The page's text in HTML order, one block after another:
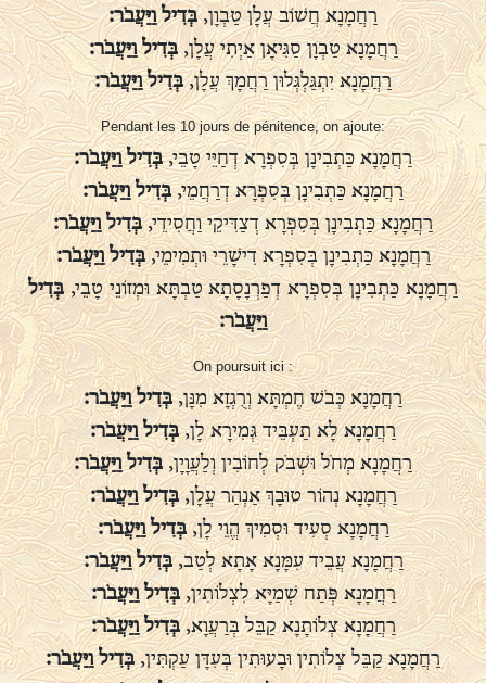
רַחֲמָנָא חֲשׁוֹב עֲלָן טַבְוָן,בְּדִיל וַיַּעֲבֹר:
רַחֲמָנָא טַבְוָן סַגִּיאָן אַיְתִי עֲלָן,בְּדִיל וַיַּעֲבֹר:
רַחֲמָנָא יִתְגַּלְגְּלוּן רַחֲמָךְ עֲלָן,בְּדִיל וַיַּעֲבֹר:
Pendant les 10 jours de pénitence, on ajoute:
רַחֲמָנָא כַּתְבִינָן בְּסִפְרָא דְחַיֵּי טָבֵי,בְּדִיל וַיַּעֲבֹר:
רַחֲמָנָא כַּתְבִינָן בְּסִפְרָא דְרַחֲמֵי,בְּדִיל וַיַּעֲבֹר:
רַחֲמָנָא כַּתְבִינָן בְּסִפְרָא דְצַדִּיקֵי וַחֲסִידֵי,בְּדִיל וַיַּעֲבֹר:
רַחֲמָנָא כַּתְבִינָן בְּסִפְרָא דִישָׁרֵי וּתְמִימֵי,בְּדִיל וַיַּעֲבֹר:
רַחֲמָנָא כַּתְבִינָן בְּסִפְרָא דְפַרְנָסָתָא טַבְתָּא וּמְזוֹנֵי טָבֵי,בְּדִיל
וַיַּעֲבֹר:
On poursuit ici :
רַחֲמָנָא כְּבֹשׁ חֶמְתָּא וְרֻגְזָא מִנָּן,בְּדִיל וַיַּעֲבֹר:
רַחֲמָנָא לָא תַעְבֵּיד גְּמִירָא לָן,בְּדִיל וַיַּעֲבֹר:
רַחֲמָנָא מְחֹל וּשְׁבֹק לְחוֹבִין וְלַעֲוָיָן, בְּדִיל וַיַּעֲבֹר:
רַחֲמָנָא נְהוֹר טוּבָךְ אַנְהַר עֲלָן,בְּדִיל וַיַּעֲבֹר:
רַחֲמָנָא סְעִיד וּסְמִיךְ הֱוֵי לָן,בְּדִיל וַיַּעֲבֹר:
רַחֲמָנָא עֲבֵיד עִמָּנָא אָתָא לְטַב,בְּדִיל וַיַּעֲבֹר:
רַחֲמָנָא פְּתַח שְׁמַיָּא לִצְלוֹתִין,בְּדִיל וַיַּעֲבֹר:
רַחֲמָנָא צְלוֹתָנָא קַבֵּל בְּרַעֲוָא,בְּדִיל וַיַּעֲבֹר:
רַחֲמָנָא קַבֵּל צְלוֹתִין וּבָעוּתִין בְּעִדָּן עַקְתִּין,בְּדִיל וַיַּעֲבֹר: